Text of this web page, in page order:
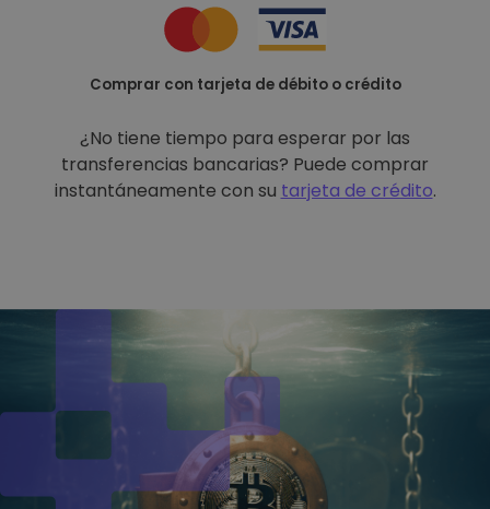
Comprar con tarjeta de débito o crédito
¿No tiene tiempo para esperar por las
transferencias bancarias? Puede comprar
instantáneamente con su tarjeta de crédito.